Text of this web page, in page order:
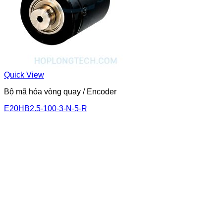
Quick View
Bộ mã hóa vòng quay / Encoder
E20HB2.5-100-3-N-5-R